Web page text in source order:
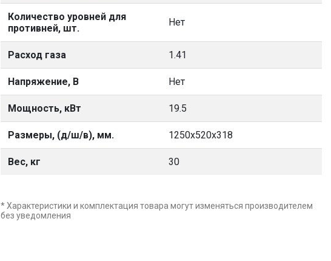
Количество уровней для
противней, шт.
Нет
Расход газа 1.41
Напряжение, В Нет
Мощность, кВт 19.5
Размеры, (д/ш/в), мм. 1250х520х318
Вес, кг 30
* Характеристики и комплектация товара могут изменяться производителем
без уведомления